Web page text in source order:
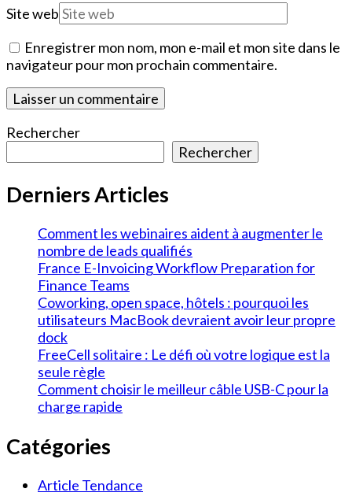
Site web
Enregistrer mon nom, mon e-mail et mon site dans le
navigateur pour mon prochain commentaire.
Rechercher
Rechercher
Derniers Articles
Comment les webinaires aident à augmenter le
nombre de leads qualifiés
France E-Invoicing Workflow Preparation for
Finance Teams
Coworking, open space, hôtels : pourquoi les
utilisateurs MacBook devraient avoir leur propre
dock
FreeCell solitaire : Le défi où votre logique est la
seule règle
Comment choisir le meilleur câble USB-C pour la
charge rapide
Catégories
Article Tendance